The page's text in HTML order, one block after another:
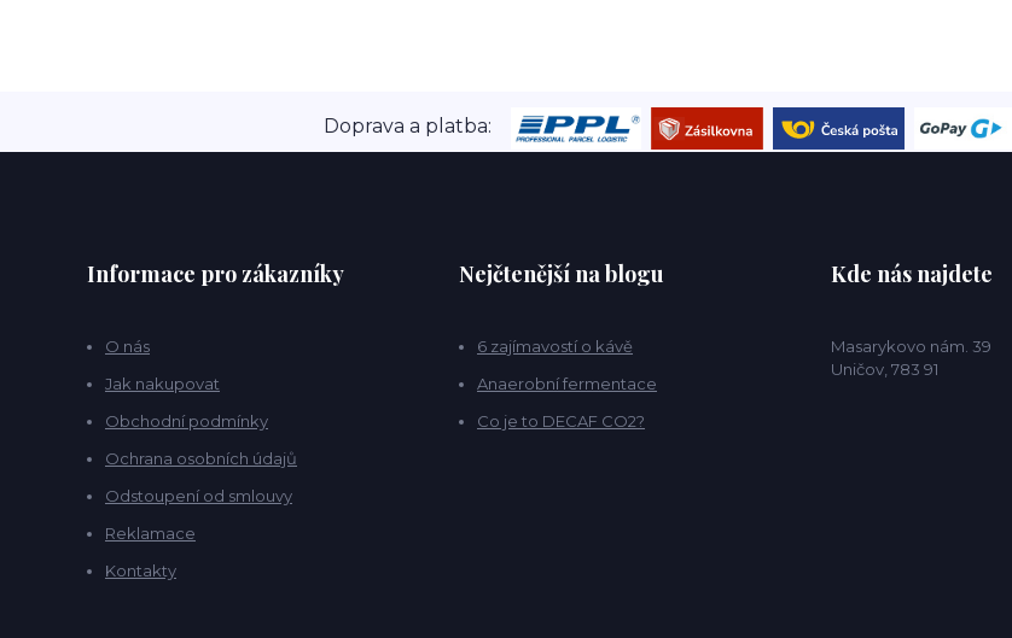
Doprava a platba:
Informace pro zákazníky
O nás
Jak nakupovat
Obchodní podmínky
Ochrana osobních údajů
Odstoupení od smlouvy
Reklamace
Kontakty
Nejčtenější na blogu
6 zajímavostí o kávě
Anaerobní fermentace
Co je to DECAF CO2?
Kde nás najdete
Masarykovo nám. 39
Uničov, 783 91